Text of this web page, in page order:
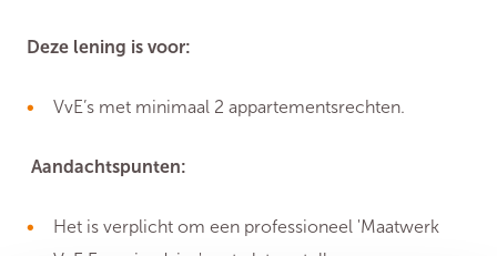
Deze lening is voor:
VvE’s met minimaal 2 appartementsrechten.
Aandachtspunten:
Het is verplicht om een professioneel 'Maatwerk